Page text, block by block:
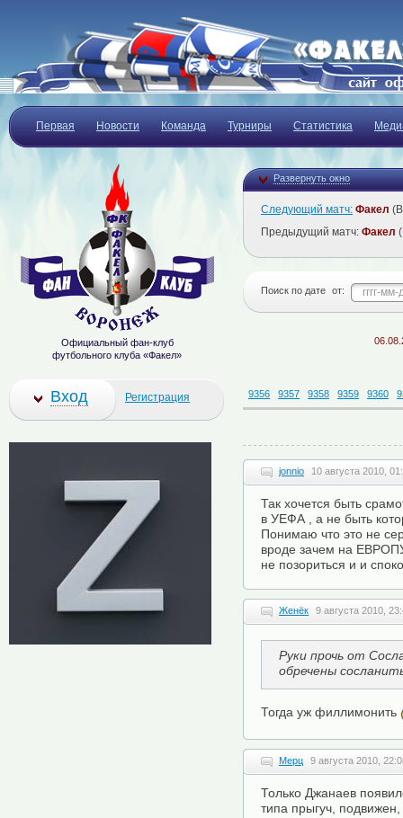
Первая Новости Команда Турниры Статистика
Развернуть окно
Следующий матч: Факел
Предыдущий матч: Факел
Поиск по дате от:
06.08.2026
9356 9357 9358 9359 9360
jonnio 10 августа 2010,
Так хочется быть
в УЕФА , а не быть
Понимаю что это не
вроде зачем на
не позориться и и
Женёк 9 августа 2010,
Руки прочь от
обречены
Тогда уж филлимонить
Мерц 9 августа 2010,
Только Джанаев
типа прыгуч,
Официальный фан-клуб
футбольного клуба «Факел»
Вход Регистрация